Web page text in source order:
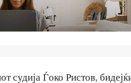
судија Ѓоко Ристов,